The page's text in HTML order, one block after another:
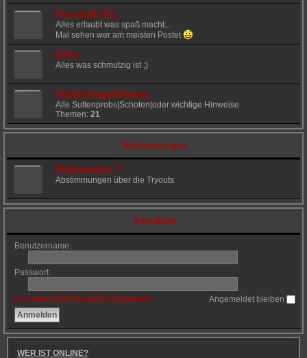
Funstuff XXL
Alles erlaubt was spaß macht...
Mal sehen wer am meisten Postet
Dirty
Alles was schmutzig ist ;)
SuttenAngelsIntern
Alle Suttenprobs|Schoten|oder wichtige Hinweise
Themen: 21
Abstimmungen
Fullmember ?
Abstimmungen über die Tryouts
Anmelden
Benutzername:
Passwort:
Ich habe mein Passwort vergessen Angemeldet bleiben
WER IST ONLINE?